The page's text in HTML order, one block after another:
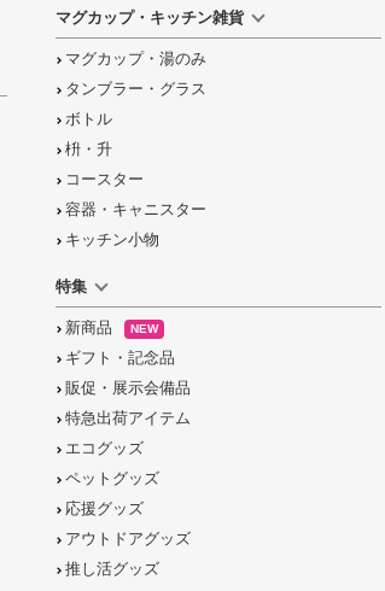
マグカップ・キッチン雑貨
マグカップ・湯のみ
タンブラー・グラス
ボトル
枡・升
コースター
容器・キャニスター
キッチン小物
特集
新商品 NEW
ギフト・記念品
販促・展示会備品
特急出荷アイテム
エコグッズ
ペットグッズ
応援グッズ
アウトドアグッズ
推し活グッズ